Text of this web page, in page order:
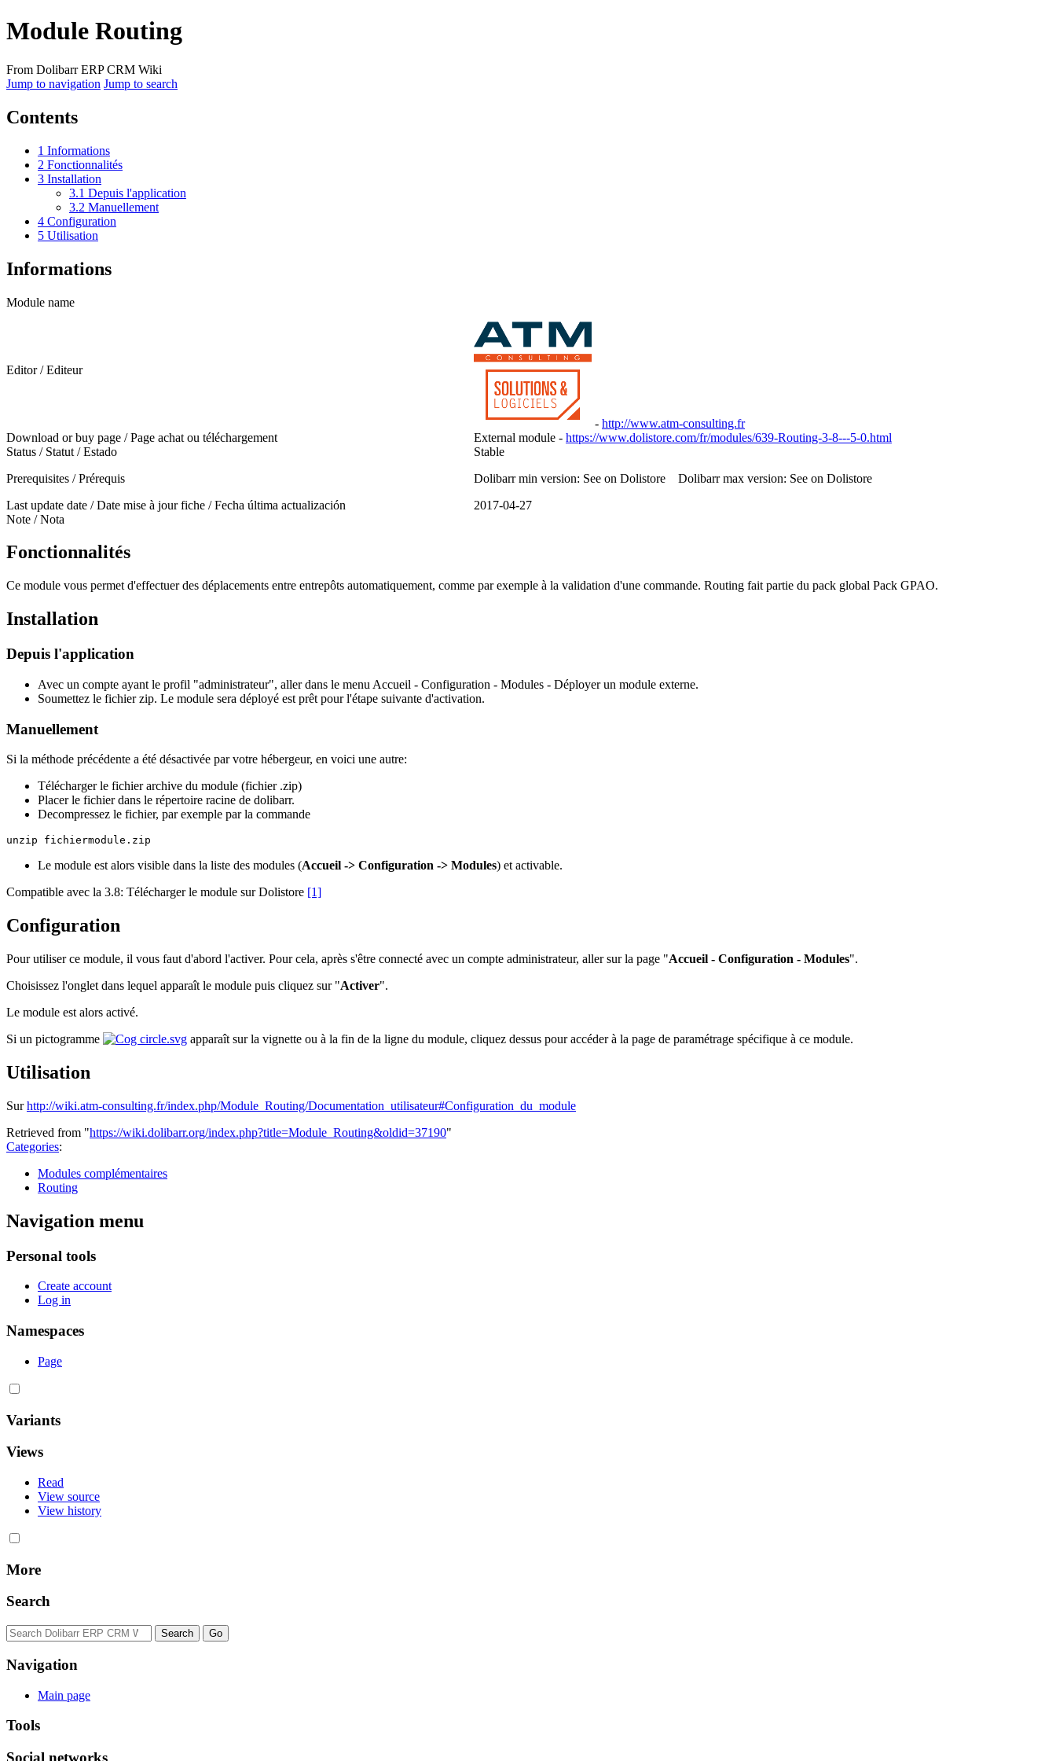
Module Routing
From Dolibarr ERP CRM Wiki
Jump to navigation Jump to search
Contents
1 Informations
2 Fonctionnalités
3 Installation
3.1 Depuis l'application
3.2 Manuellement
4 Configuration
5 Utilisation
Informations
Module name
Editor / Editeur
- http://www.atm-consulting.fr
Download or buy page / Page achat ou téléchargement
External module - https://www.dolistore.com/fr/modules/639-Routing-3-8---5-0.html
Status / Statut / Estado
Stable
Prerequisites / Prérequis
Dolibarr min version: See on Dolistore Dolibarr max version: See on Dolistore
Last update date / Date mise à jour fiche / Fecha última actualización
2017-04-27
Note / Nota
Fonctionnalités
Ce module vous permet d'effectuer des déplacements entre entrepôts automatiquement, comme par exemple à la validation d'une commande. Routing fait partie du pack global Pack GPAO.
Installation
Depuis l'application
Avec un compte ayant le profil "administrateur", aller dans le menu Accueil - Configuration - Modules - Déployer un module externe.
Soumettez le fichier zip. Le module sera déployé est prêt pour l'étape suivante d'activation.
Manuellement
Si la méthode précédente a été désactivée par votre hébergeur, en voici une autre:
Télécharger le fichier archive du module (fichier .zip)
Placer le fichier dans le répertoire racine de dolibarr.
Decompressez le fichier, par exemple par la commande
Le module est alors visible dans la liste des modules (Accueil -> Configuration -> Modules) et activable.
Compatible avec la 3.8: Télécharger le module sur Dolistore [1]
Configuration
Pour utiliser ce module, il vous faut d'abord l'activer. Pour cela, après s'être connecté avec un compte administrateur, aller sur la page "Accueil - Configuration - Modules".
Choisissez l'onglet dans lequel apparaît le module puis cliquez sur "Activer".
Le module est alors activé.
Si un pictogramme
apparaît sur la vignette ou à la fin de la ligne du module, cliquez dessus pour accéder à la page de paramétrage spécifique à ce module.
Utilisation
Surhttp://wiki.atm-consulting.fr/index.php/Module_Routing/Documentation_utilisateur#Configuration_du_module
Retrieved from "https://wiki.dolibarr.org/index.php?title=Module_Routing&oldid=37190"
Categories:
Modules complémentaires
Routing
Navigation menu
Personal tools
Create account
Log in
Namespaces
Page
Variants
Views
Read
View source
View history
More
Search
Navigation
Main page
Tools
Social networks